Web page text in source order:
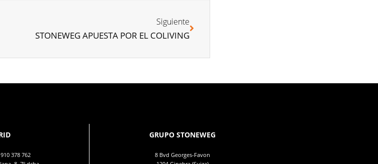
Siguiente
STONEWEG APUESTA POR EL COLIVING
378 762
GRUPO STONEWEG
8 Bvd Georges-Favon